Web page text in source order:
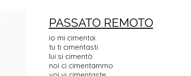
PASSATO REMOTO
io mi cimentai
tu ti cimentasti
lui si cimentò
noi ci cimentammo